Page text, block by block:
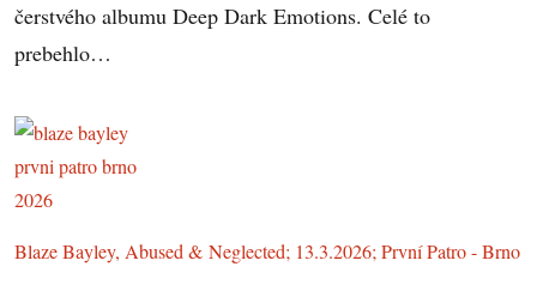
čerstvého albumu Deep Dark Emotions. Celé to
prebehlo…
Blaze Bayley, Abused & Neglected; 13.3.2026; První Patro - Brno